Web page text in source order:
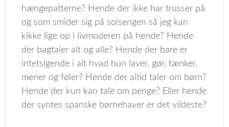
hængepatterne? Hende der ikke har trusser på
og som smider sig på solsengen så jeg kan
kikke lige op i livmoderen på hende? Hende
der bagtaler alt og alle? Hende der bare er
intetsigende i alt hvad hun laver, gør, tænker,
mener og føler? Hende der altid taler om børn?
Hende der kun kan tale om penge? Eller hende
der syntes spanske børnehaver er det vildeste?